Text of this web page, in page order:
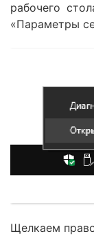
рабочего
«Параметры
Щелкаем